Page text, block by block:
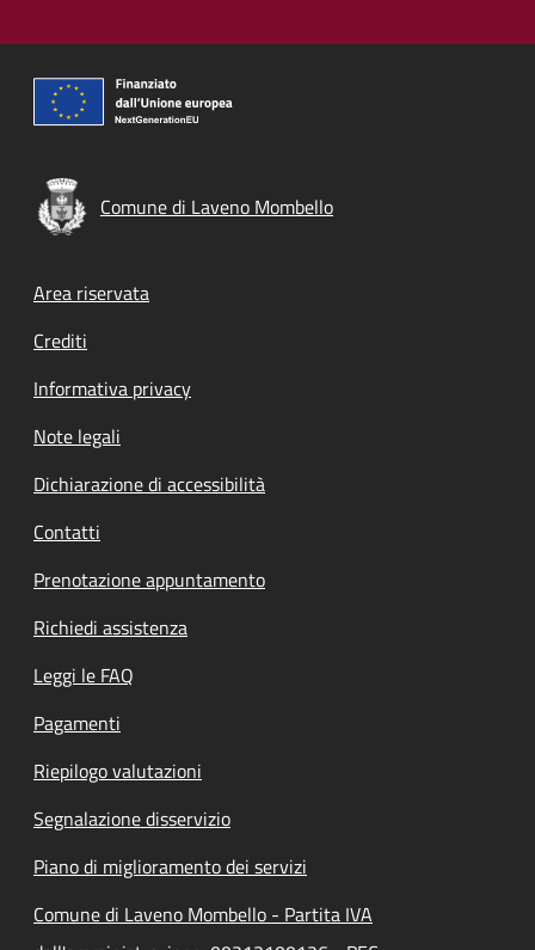
Comune di Laveno Mombello
Footer menu
Area riservata
Crediti
Informativa privacy
Note legali
Dichiarazione di accessibilità
Contatti
Prenotazione appuntamento
Richiedi assistenza
Leggi le FAQ
Pagamenti
Riepilogo valutazioni
Segnalazione disservizio
Piano di miglioramento dei servizi
Comune di Laveno Mombello - Partita IVA